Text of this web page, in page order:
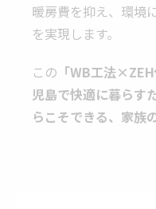
暖房費を抑え、環境
を実現します。
この 「WB工法×ZEH
児島で快適に暮らす
らこそできる、家族